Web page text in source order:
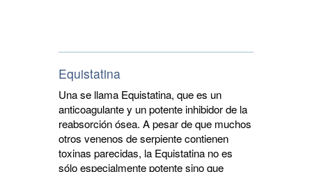
Equistatina
Una se llama Equistatina, que es un
anticoagulante y un potente inhibidor de la
reabsorción ósea. A pesar de que muchos
otros venenos de serpiente contienen
toxinas parecidas, la Equistatina no es
sólo especialmente potente sino que